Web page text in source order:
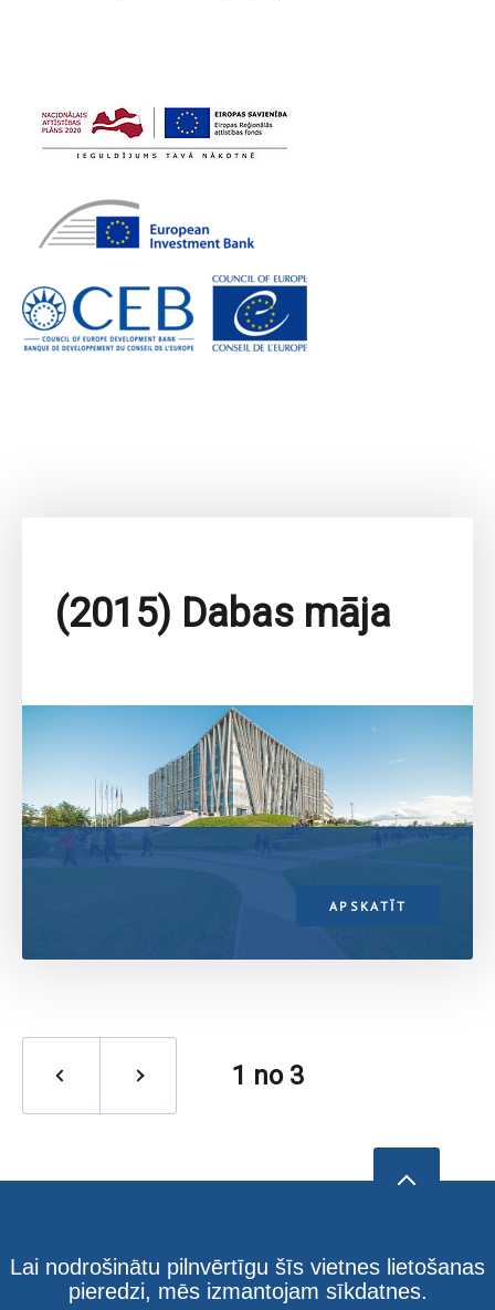
(2015) Dabas māja
APSKATĪT
1 no 3
Lai nodrošinātu pilnvērtīgu šīs vietnes lietošanas
pieredzi, mēs izmantojam sīkdatnes.